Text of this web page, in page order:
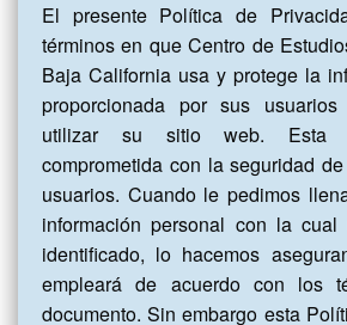
El presente Política de
términos en que Centro de
Baja California usa y protege la
proporcionada por sus
utilizar su sitio web. Esta
comprometida con la seguridad
usuarios. Cuando le pedimos
información personal con la
identificado, lo hacemos
empleará de acuerdo con los
documento. Sin embargo esta